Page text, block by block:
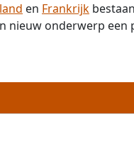
en Frankrijk
nieuw onderwerp